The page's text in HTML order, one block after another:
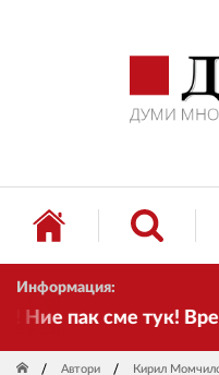
Информация:
пак сме тук!
Автори Кирил